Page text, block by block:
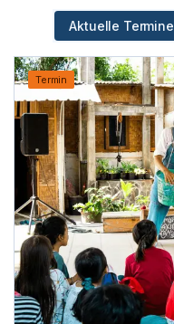
Aktuelle Termine
Termin